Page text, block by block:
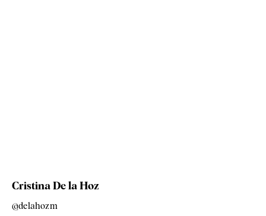
Cristina De la Hoz
@delahozm